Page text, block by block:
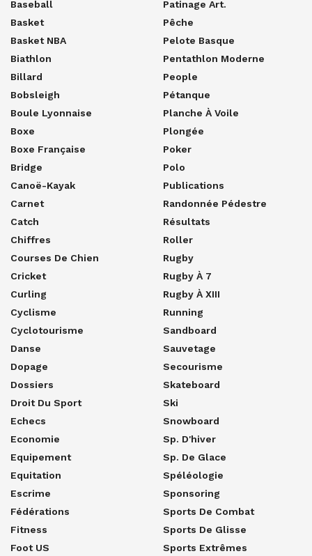
Baseball
Basket
Basket NBA
Biathlon
Billard
Bobsleigh
Boule Lyonnaise
Boxe
Boxe Française
Bridge
Canoë-Kayak
Carnet
Catch
Chiffres
Courses De Chien
Cricket
Curling
Cyclisme
Cyclotourisme
Danse
Dopage
Dossiers
Droit Du Sport
Echecs
Economie
Equipement
Equitation
Escrime
Fédérations
Fitness
Foot US
Patinage Art.
Pêche
Pelote Basque
Pentathlon Moderne
People
Pétanque
Planche À Voile
Plongée
Poker
Polo
Publications
Randonnée Pédestre
Résultats
Roller
Rugby
Rugby À 7
Rugby À XIII
Running
Sandboard
Sauvetage
Secourisme
Skateboard
Ski
Snowboard
Sp. D'hiver
Sp. De Glace
Spéléologie
Sponsoring
Sports De Combat
Sports De Glisse
Sports Extrêmes